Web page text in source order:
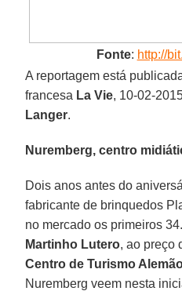
Fonte: http://
A reportagem está
francesa La Vie, 10-02-
Langer.
Nuremberg, centro
Dois anos antes do
fabricante de brinquedos
no mercado os primeiros
Martinho Lutero, ao preço
Centro de Turismo
Nuremberg veem nesta